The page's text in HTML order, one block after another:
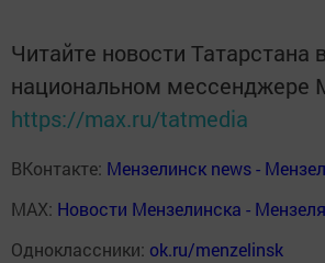
Читайте новости Татарстана в
национальном мессенджере
https://max.ru/tatmedia
ВКонтакте: Мензелинск news -
MAX: Новости Мензелинска -
Одноклассники: ok.ru/menzelinsk